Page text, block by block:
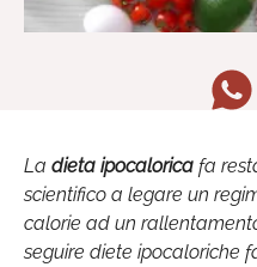
La dieta ipocalorica fa
scientifico a legare un
calorie ad un
seguire diete ipocaloriche